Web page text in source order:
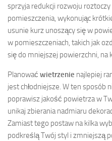
sprzyja redukcji rozwoju
pomieszczenia, wykonując
usunie kurz unoszący się w
w pomieszczeniach, takich jak
się do mniejszej powierzchni, na
Planować wietrzenie najlepiej
jest chłodniejsze. W ten sposób
poprawisz jakość powietrza w
unikaj zbierania nadmiaru
Zamiast tego postaw na kilka
podkreślą Twój styl i zmniejszą